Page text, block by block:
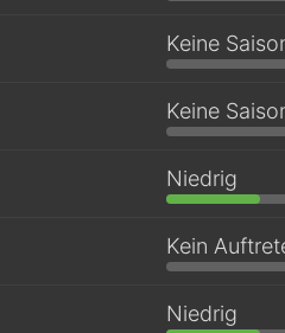
Keine
Keine
Niedrig
Kein
Niedrig